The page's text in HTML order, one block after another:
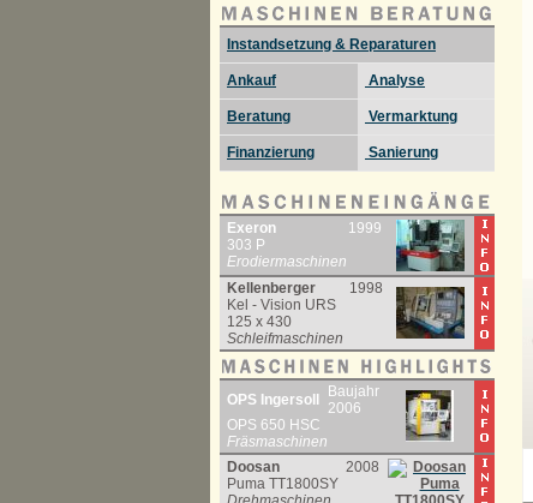
Instandsetzung & Reparaturen
Ankauf Analyse
Beratung Vermarktung
Finanzierung Sanierung
Exeron
1999
303 P
Erodiermaschinen
Kellenberger
1998
Kel - Vision URS
125 x 430
Schleifmaschinen
OPS Ingersoll
Baujahr
2006
OPS 650 HSC
Fräsmaschinen
Doosan
2008
Puma TT1800SY